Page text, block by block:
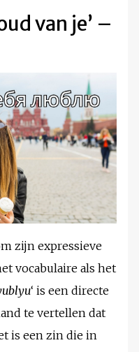
van je’ –
zijn expressieve
vocabulaire als het
‘ is een directe
te vertellen dat
is een zin die in